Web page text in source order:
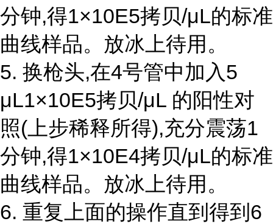
分钟,得1×10E5拷贝/μL的标准
曲线样品。放冰上待用。
5. 换枪头,在4号管中加入5
μL1×10E5拷贝/μL 的阳性对
照(上步稀释所得),充分震荡1
分钟,得1×10E4拷贝/μL的标准
曲线样品。放冰上待用。
6. 重复上面的操作直到得到6